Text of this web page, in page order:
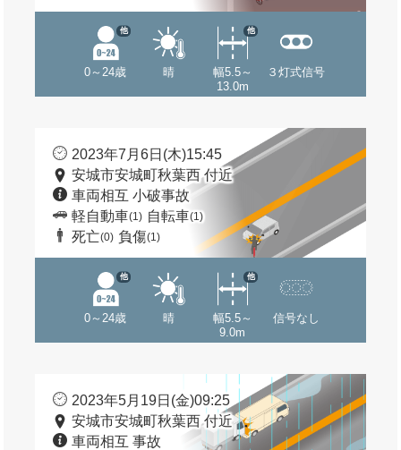
0～24歳
他
晴
幅5.5～
13.0m
他
３灯式信号
2023年7月6日(木)15:45
安城市安城町秋葉西 付近
車両相互 小破事故
軽自動車(1) 自転車(1)
死亡(0) 負傷(1)
0～24歳
他
晴
幅5.5～
9.0m
他
信号なし
2023年5月19日(金)09:25
安城市安城町秋葉西 付近
車両相互 事故